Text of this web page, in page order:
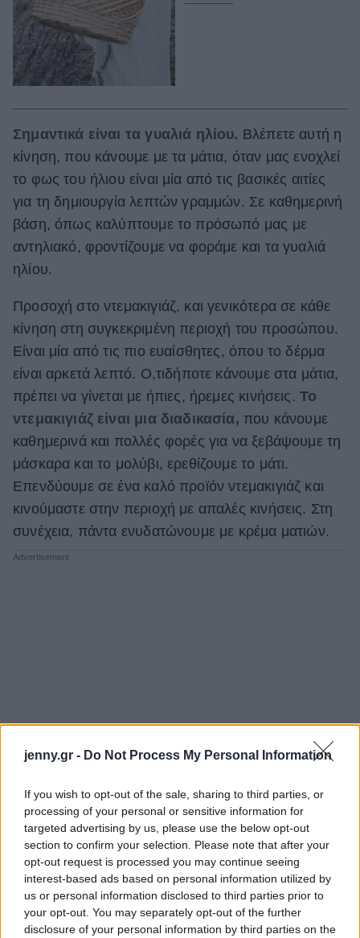
jenny.gr - Do Not Process My Personal Information
If you wish to opt-out of the sale, sharing to third parties, or
processing of your personal or sensitive information for
targeted advertising by us, please use the below opt-out
section to confirm your selection. Please note that after your
opt-out request is processed you may continue seeing
interest-based ads based on personal information utilized by
us or personal information disclosed to third parties prior to
your opt-out. You may separately opt-out of the further
disclosure of your personal information by third parties on the
Σημαντικά είναι τα γυαλιά ηλίου. Βλέπετε αυτή η
κίνηση, που κάνουμε με τα μάτια, όταν μας ενοχλεί
το φως του ήλιου είναι μία από τις βασικές αιτίες
για τη δημιουργία λεπτών γραμμών. Σε καθημερινή
βάση, όπως καλύπτουμε το πρόσωπό μας με
αντηλιακό, φροντίζουμε να φοράμε και τα γυαλιά
ηλίου.
Προσοχή στο ντεμακιγιάζ, και γενικότερα σε κάθε
κίνηση στη συγκεκριμένη περιοχή του προσώπου.
Είναι μία από τις πιο ευαίσθητες, όπου το δέρμα
είναι αρκετά λεπτό. Ο,τιδήποτε κάνουμε στα μάτια,
πρέπει να γίνεται με ήπιες, ήρεμες κινήσεις. Το
ντεμακιγιάζ είναι μια διαδικασία, που κάνουμε
καθημερινά και πολλές φορές για να ξεβάψουμε τη
μάσκαρα και το μολύβι, ερεθίζουμε το μάτι.
Επενδύουμε σε ένα καλό προϊόν ντεμακιγιάζ και
κινούμαστε στην περιοχή με απαλές κινήσεις. Στη
συνέχεια, πάντα ενυδατώνουμε με κρέμα ματιών.